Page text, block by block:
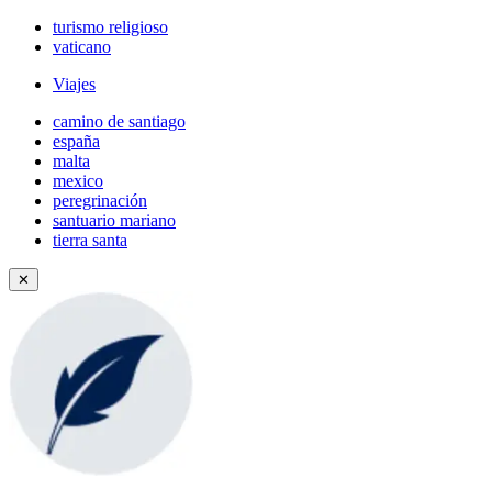
turismo religioso
vaticano
Viajes
camino de santiago
españa
malta
mexico
peregrinación
santuario mariano
tierra santa
✕